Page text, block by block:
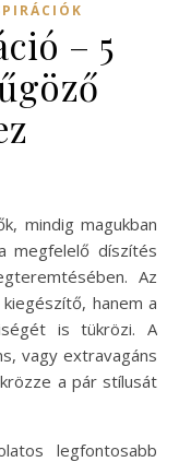
– 5
megfelelő díszítés
Az
hanem a
is tükrözi. A
vagy extravagáns
a pár stílusát
legfontosabb